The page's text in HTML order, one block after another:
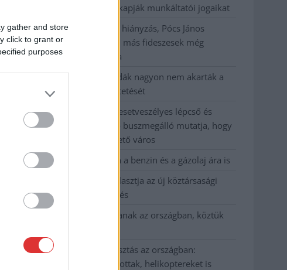
gather and store
click to grant or
purposes
iskolaigazgatók visszakapják munkáltatói jogaikat
Sok volt az igazolatlan hiányzás, Pócs János
fizetéslevonást kapott, más fideszesek még
kevesebbet vittek haza
A Szolnok megyei gazdák nagyon nem akarták a
JÉGER további üzemeltetését
Csendélet 5.0: alig balesetveszélyes lépcső és
remek állapotban levő buszmegálló mutatja, hogy
Szolnok mennyire élhető város
Pénteken újra csökken a benzin és a gázolaj ára is
Napokon belül megválasztja az új köztársasági
elnököt az Országgyűlés
Kiterjedt tüzek pusztítanak az országban, köztük
Harmadfokú hőségriasztás az országban:
Szolnokon klímát javítottak, helikoptereket is